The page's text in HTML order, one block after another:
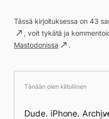
Tässä kirjoituksessa on 43
, voit tykätä ja
Mastodonissa
.
Tänään olen kiitollinen
Dude. iPhone.